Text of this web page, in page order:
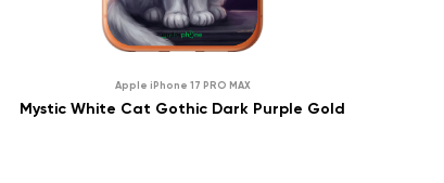
Apple iPhone 17 PRO MAX
Mystic White Cat Gothic Dark Purple Gold
0 ₴
0 ₴
ПОВІДОМИТИ